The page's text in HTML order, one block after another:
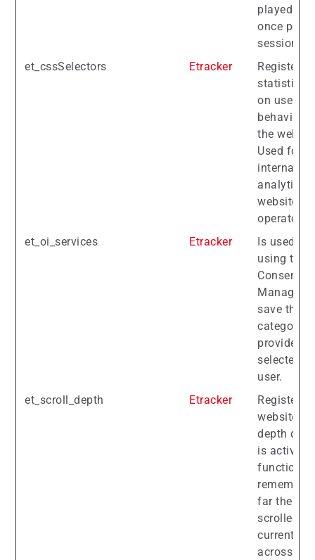
played
once per
session.
et_cssSelectors
Etracker
Registers
statistical
on users'
behaviour
the
Used for
internal
analytics
website
operator.
et_oi_services
Etracker
Is used
using the
Consent
Manager
save the
categories
providers
selected
user.
et_scroll_depth
Etracker
Registers
website's
depth
is active -
function
far the
scrolled
current
across the